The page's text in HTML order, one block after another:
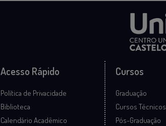
Acesso Rápido
Política de Privacidade
Biblioteca
Calendário Acadêmico
Cursos
Graduação
Cursos Técnicos
Pós-Graduação